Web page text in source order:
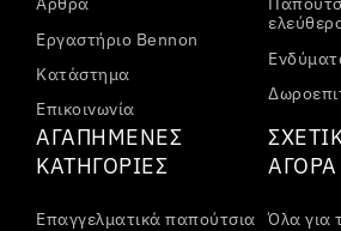
Εργαστήριο Bennon
Κατάστημα
Επικοινωνία
ΑΓΑΠΗΜΈΝΕΣ
ΚΑΤΗΓΟΡΊΕΣ
Επαγγελματικά παπούτσια
ΑΓΟΡΆ
Όλα για